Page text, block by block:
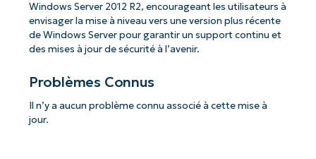
Windows Server 2012 R2, encourageant les utilisateurs à
envisager la mise à niveau vers une version plus récente
de Windows Server pour garantir un support continu et
des mises à jour de sécurité à l’avenir.
Problèmes Connus
Il n’y a aucun problème connu associé à cette mise à
jour.